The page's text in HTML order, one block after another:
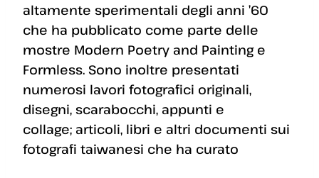
altamente sperimentali degli anni ’60
che ha pubblicato come parte delle
mostre Modern Poetry and Painting e
Formless. Sono inoltre presentati
numerosi lavori fotografici originali,
disegni, scarabocchi, appunti e
collage; articoli, libri e altri documenti sui
fotografi taiwanesi che ha curato